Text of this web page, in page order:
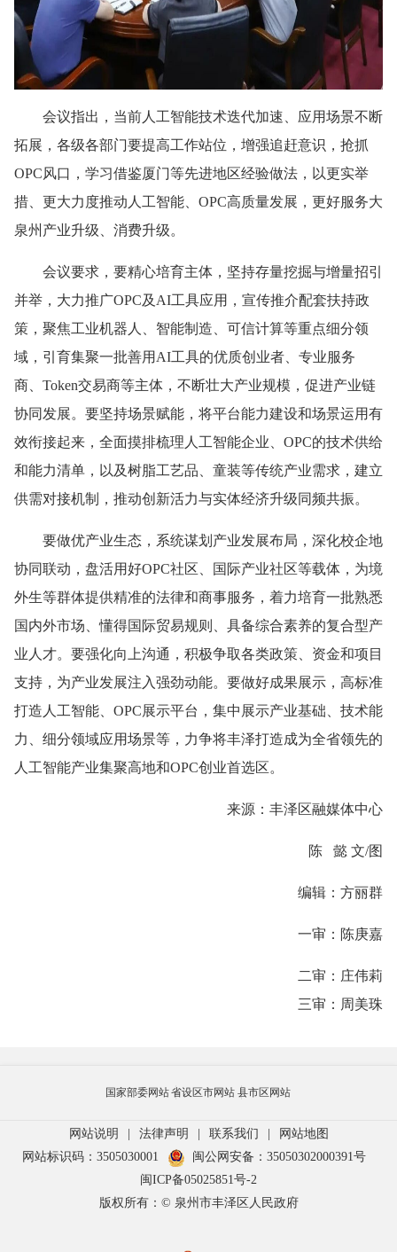
会议指出，当前人工智能技术迭代加速、应用场景不断
拓展，各级各部门要提高工作站位，增强追赶意识，抢抓
OPC风口，学习借鉴厦门等先进地区经验做法，以更实举
措、更大力度推动人工智能、OPC高质量发展，更好服务大
泉州产业升级、消费升级。
会议要求，要精心培育主体，坚持存量挖掘与增量招引
并举，大力推广OPC及AI工具应用，宣传推介配套扶持政
策，聚焦工业机器人、智能制造、可信计算等重点细分领
域，引育集聚一批善用AI工具的优质创业者、专业服务
商、Token交易商等主体，不断壮大产业规模，促进产业链
协同发展。要坚持场景赋能，将平台能力建设和场景运用有
效衔接起来，全面摸排梳理人工智能企业、OPC的技术供给
和能力清单，以及树脂工艺品、童装等传统产业需求，建立
供需对接机制，推动创新活力与实体经济升级同频共振。
要做优产业生态，系统谋划产业发展布局，深化校企地
协同联动，盘活用好OPC社区、国际产业社区等载体，为境
外生等群体提供精准的法律和商事服务，着力培育一批熟悉
国内外市场、懂得国际贸易规则、具备综合素养的复合型产
业人才。要强化向上沟通，积极争取各类政策、资金和项目
支持，为产业发展注入强劲动能。要做好成果展示，高标准
打造人工智能、OPC展示平台，集中展示产业基础、技术能
力、细分领域应用场景等，力争将丰泽打造成为全省领先的
人工智能产业集聚高地和OPC创业首选区。
来源：丰泽区融媒体中心
陈 懿 文/图
编辑：方丽群
一审：陈庚嘉
二审：庄伟莉
三审：周美珠
国家部委网站省设区市网站 县市区网站
网站说明 | 法律声明 | 联系我们 |
网站地图
网站标识码：3505030001
闽公网安备：35050302000391号
闽ICP备05025851号-2
版权所有：© 泉州市丰泽区人民政府